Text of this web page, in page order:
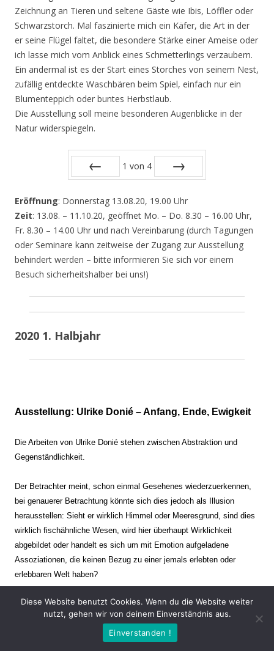
Zeichnung an Tieren und seltene Gäste wie Ibis, Löffler oder
Schwarzstorch. Mal faszinierte mich ein Käfer, die Art in der
er seine Flügel faltet, die besondere Stärke einer Ameise oder
ich lasse mich vom Anblick eines Schmetterlings verzaubern.
Ein andermal ist es der Start eines Storches von seinem Nest,
zufällig entdeckte Waschbären beim Spiel, einfach nur ein
Blumenteppich oder buntes Herbstlaub.
Die Ausstellung soll meine besonderen Augenblicke in der
Natur widerspiegeln.
1 von 4
Eröffnung: Donnerstag 13.08.20, 19.00 Uhr
Zeit: 13.08. – 11.10.20, geöffnet Mo. – Do. 8.30 – 16.00 Uhr,
Fr. 8.30 – 14.00 Uhr und nach Vereinbarung (durch Tagungen
oder Seminare kann zeitweise der Zugang zur Ausstellung
behindert werden – bitte informieren Sie sich vor einem
Besuch sicherheitshalber bei uns!)
2020 1. Halbjahr
Ausstellung: Ulrike Donié – Anfang, Ende, Ewigkeit
Die Arbeiten von Ulrike Donié stehen zwischen Abstraktion und
Gegenständlichkeit.
Der Betrachter meint, schon einmal Gesehenes wiederzuerkennen,
bei genauerer Betrachtung könnte sich dies jedoch als Illusion
herausstellen: Sieht er wirklich Himmel oder Meeresgrund, sind dies
wirklich fischähnliche Wesen, wird hier überhaupt Wirklichkeit
abgebildet oder handelt es sich um mit Emotion aufgeladene
Assoziationen, die keinen Bezug zu einer jemals erlebten oder
erlebbaren Welt haben?
Verharren und Dynamik stehen sich dabei gegenüber. Zeit steht still
oder verrinnt im Nu. Es soll dabei eine Spannung, auch farblich, bis
zur Schmerzgrenze erzeugt werden. Die Arbeiten stellen ambivalente
Diese Website benutzt Cookies. Wenn du die Website weiter
nutzt, gehen wir von deinem Einverständnis aus.
Einverstanden !